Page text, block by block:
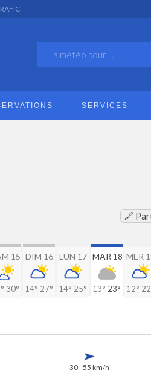
SERVICES
🔗
15
30°
DIM 16
14° 27°
LUN 17
14° 25°
MAR 18
13° 23°
MER
12°
30 - 55 km/h